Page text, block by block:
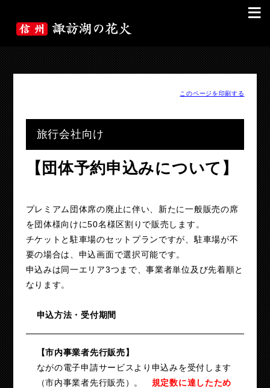
≡
このページを印刷する
旅行会社向け
【団体予約申込みについて】
プレミアム団体席の廃止に伴い、新たに一般販売の席
を団体様向けに50名様区割りで販売します。
チケットと駐車場のセットプランですが、駐車場が不
要の場合は、申込画面で選択可能です。
申込みは同一エリア3つまで、事業者単位及び先着順と
なります。
申込方法・受付期間
【市内事業者先行販売】
ながの電子申請サービスより申込みを受付します
（市内事業者先行販売）。 規定数に達したため